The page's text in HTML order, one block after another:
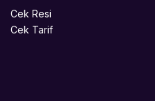
Cek Resi
Cek Tarif